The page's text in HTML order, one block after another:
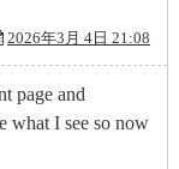
2026年3月 4日 21:08
page and
what I see so now